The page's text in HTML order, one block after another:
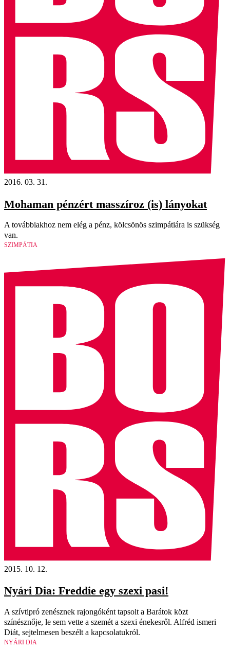
2016. 03. 31.
Mohaman pénzért masszíroz (is) lányokat
A továbbiakhoz nem elég a pénz, kölcsönös szimpátiára is szükség
van.
SZIMPÁTIA
2015. 10. 12.
Nyári Dia: Freddie egy szexi pasi!
A szívtipró zenésznek rajongóként tapsolt a Barátok közt
színésznője, le sem vette a szemét a szexi énekesről. Alfréd ismeri
Diát, sejtelmesen beszélt a kapcsolatukról.
NYÁRI DIA